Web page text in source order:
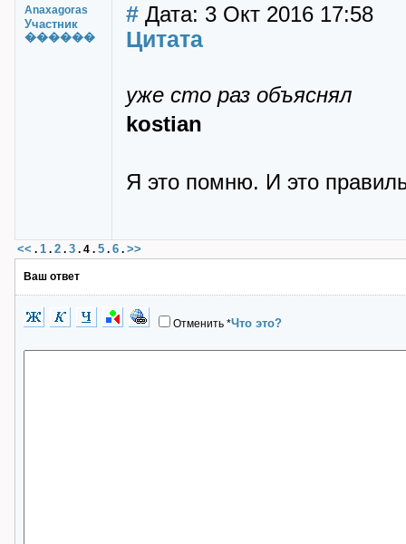
Anaxagoras
Участник
������
# Дата: 3 Окт 2016 17:58
Цитата
уже сто раз объяснял
kostian
Я это помню. И это
<< . 1 . 2 . 3 . 4 . 5 . 6 . >>
Ваш ответ
Отменить *Что это?